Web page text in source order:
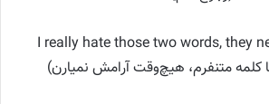
I really hate those two words, they